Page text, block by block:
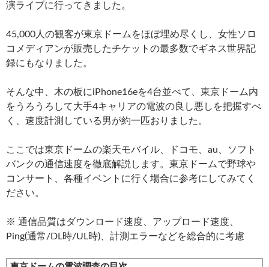
演ライブに行ってきました。
45,000人の観客が東京ドームをほぼ埋め尽くし、女性ソロ
コメディアンが販売したチケットの最多数でギネス世界記
録にもなりました。
そんな中、木の板にiPhone16eを4台並べて、東京ドーム内
をうろうろして大手4キャリアの電波の良し悪しを把握すべ
く、速度計測している男が約一匹おりました。
ここでは東京ドームの楽天モバイル、ドコモ、au、ソフト
バンクの通信速度を徹底解説します。東京ドームで野球や
コンサート、各種イベントに行く場合に参考にしてみてく
ださい。
※ 通信品質はダウンロード速度、アップロード速度、
Ping(通常/DL時/UL時)、計測エラーなどを総合的に考慮